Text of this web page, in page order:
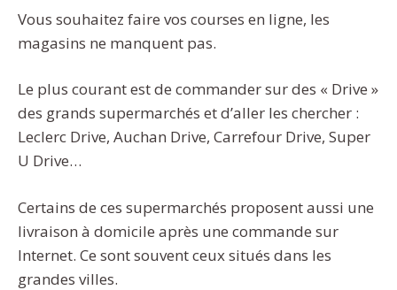
Vous souhaitez faire vos courses en ligne, les
magasins ne manquent pas.
Le plus courant est de commander sur des « Drive »
des grands supermarchés et d’aller les chercher :
Leclerc Drive, Auchan Drive, Carrefour Drive, Super
U Drive…
Certains de ces supermarchés proposent aussi une
livraison à domicile après une commande sur
Internet. Ce sont souvent ceux situés dans les
grandes villes.